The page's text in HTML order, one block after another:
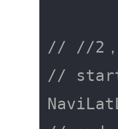
// //2，
// start